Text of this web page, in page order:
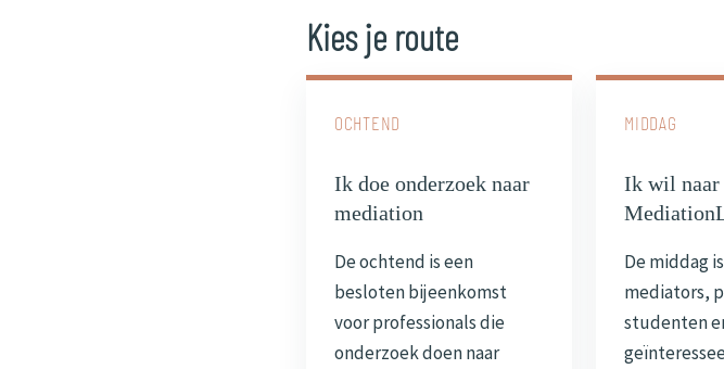
Kies je route
OCHTEND
Ik doe onderzoek naar
mediation
De ochtend is een
besloten bijeenkomst
voor professionals die
onderzoek doen naar
MIDDAG
Ik wil naar
De middag
mediators,
studenten